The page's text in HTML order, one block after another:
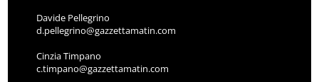
Davide Pellegrino
d.pellegrino@gazzettamatin.com
Cinzia Timpano
c.timpano@gazzettamatin.com